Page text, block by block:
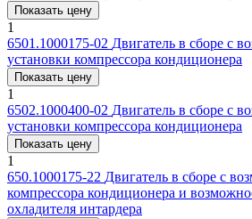
Показать цену
1
6501.1000175-02 Двигатель в сборе с
установки компрессора кондиционера
Показать цену
1
6502.1000400-02 Двигатель в сборе с
установки компрессора кондиционера
Показать цену
1
650.1000175-22 Двигатель в сборе с
компрессора кондиционера и
охладителя интардера